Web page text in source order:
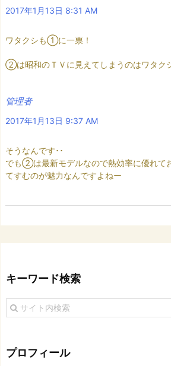
2017年1月13日 8:31 AM
ワタクシも①に一票！
②は昭和のＴＶに見えてしまうのはワタク
管理者
2017年1月13日 9:37 AM
そうなんです･･
でも②は最新モデルなので熱効率に優れて
てすむのが魅力なんですよねー
キーワード検索
プロフィール